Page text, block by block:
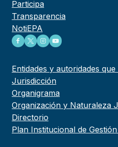
Participa
Transparencia
NotiEPA
Entidades y autoridades
Jurisdicción
Organigrama
Organización y Naturaleza
Directorio
Plan Institucional de